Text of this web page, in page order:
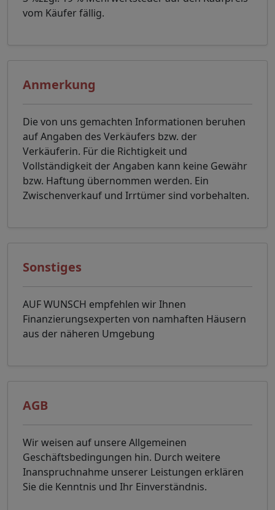
vom Käufer fällig.
Anmerkung
Die von uns gemachten Informationen beruhen
auf Angaben des Verkäufers bzw. der
Verkäuferin. Für die Richtigkeit und
Vollständigkeit der Angaben kann keine Gewähr
bzw. Haftung übernommen werden. Ein
Zwischenverkauf und Irrtümer sind vorbehalten.
Sonstiges
AUF WUNSCH empfehlen wir Ihnen
Finanzierungsexperten von namhaften Häusern
aus der näheren Umgebung
AGB
Wir weisen auf unsere Allgemeinen
Geschäftsbedingungen hin. Durch weitere
Inanspruchnahme unserer Leistungen erklären
Sie die Kenntnis und Ihr Einverständnis.